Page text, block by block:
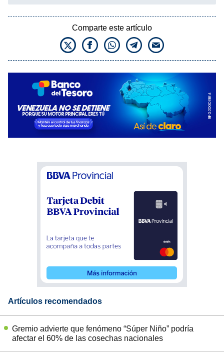
Comparte este artículo
Artículos recomendados
Gremio advierte que fenómeno “Súper Niño” podría
afectar el 60% de las cosechas nacionales